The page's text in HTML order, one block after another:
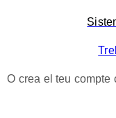
O crea el teu compte